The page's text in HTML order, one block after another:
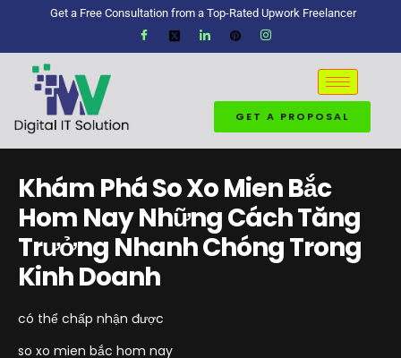
Get a Free Consultation from a Top-Rated Upwork Freelancer
GET A PROPOSAL
Khám Phá So Xo Mien Bắc
Hom Nay Những Cách Tăng
Trưởng Nhanh Chóng Trong
Kinh Doanh
có thể chấp nhận được
so xo mien bắc hom nay